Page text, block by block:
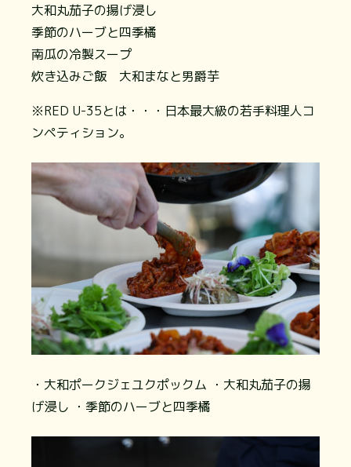
大和丸茄子の揚げ浸し
季節のハーブと四季橘
南瓜の冷製スープ
炊き込みご飯 大和まなと男爵芋
※RED U-35とは・・・日本最大級の若手料理人コ
ンペティション。
・大和ポークジェユクポックム ・大和丸茄子の揚
げ浸し ・季節のハーブと四季橘